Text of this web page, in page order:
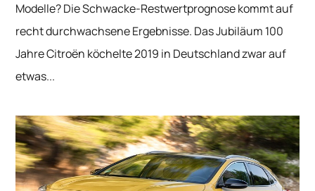
Modelle? Die Schwacke-Restwertprognose kommt auf
recht durchwachsene Ergebnisse. Das Jubiläum 100
Jahre Citroën köchelte 2019 in Deutschland zwar auf
etwas...